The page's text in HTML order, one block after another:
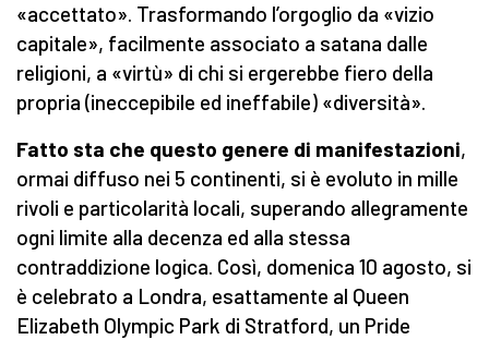
«accettato». Trasformando l’orgoglio da «vizio
capitale», facilmente associato a satana dalle
religioni, a «virtù» di chi si ergerebbe fiero della
propria (ineccepibile ed ineffabile) «diversità».
Fatto sta che questo genere di manifestazioni,
ormai diffuso nei 5 continenti, si è evoluto in mille
rivoli e particolarità locali, superando allegramente
ogni limite alla decenza ed alla stessa
contraddizione logica. Così, domenica 10 agosto, si
è celebrato a Londra, esattamente al Queen
Elizabeth Olympic Park di Stratford, un Pride